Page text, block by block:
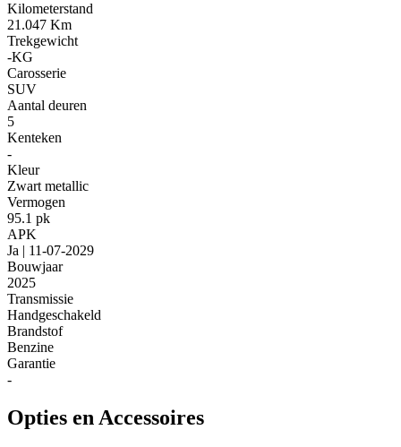
Kilometerstand
21.047 Km
Trekgewicht
-KG
Carosserie
SUV
Aantal deuren
5
Kenteken
-
Kleur
Zwart metallic
Vermogen
95.1 pk
APK
Ja | 11-07-2029
Bouwjaar
2025
Transmissie
Handgeschakeld
Brandstof
Benzine
Garantie
-
Opties en Accessoires